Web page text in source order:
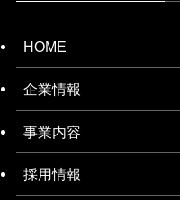
HOME
企業情報
事業内容
採用情報